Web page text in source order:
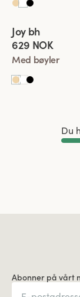
Viewing image 1
New product
Joy bh
629 NOK
Med bøyler
Du
Abonner på vårt